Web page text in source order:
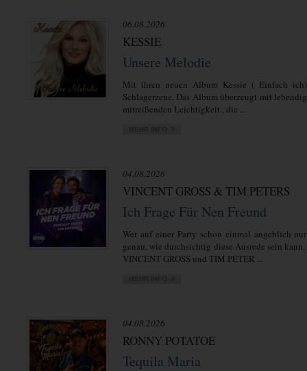
06.08.2026
KESSIE
Unsere Melodie
Mit ihren neuen Album Kessie ( Einfach
Schlagerzene. Das Album überzeugt mit
mitreißenden Leichtigkeit., die ...
04.08.2026
VINCENT GROSS & TIM PETERS
Ich Frage Für Nen Freund
Wer auf einer Party schon einmal angeblich
genau, wie durchsichtig diese Ausrede sein
VINCENT GROSS und TIM PETER ...
04.08.2026
RONNY POTATOE
Tequila Maria